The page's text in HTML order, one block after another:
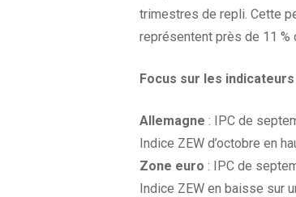
trimestres de repli. Cette
représentent près de 11 %
Focus sur les indicateurs
Allemagne : IPC de
Indice ZEW d’octobre en
Zone euro : IPC de
Indice ZEW en baisse sur